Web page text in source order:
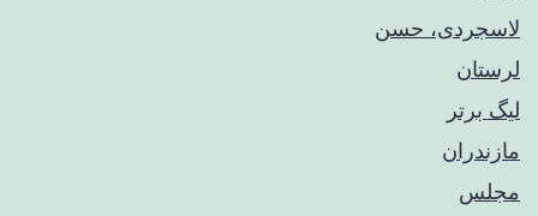
لاسجردی، حسن
لرستان
لیگ برتر
مازندران
مجلس